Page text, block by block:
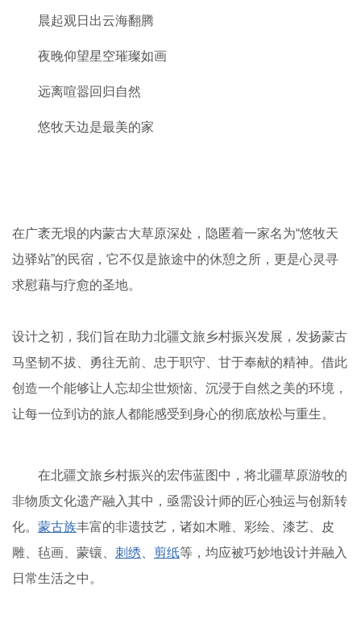
晨起观日出云海翻腾
夜晚仰望星空璀璨如画
远离喧嚣回归自然
悠牧天边是最美的家
在广袤无垠的内蒙古大草原深处，隐匿着一家名为“悠牧天
边驿站”的民宿，它不仅是旅途中的休憩之所，更是心灵寻
求慰藉与疗愈的圣地。
设计之初，我们旨在助力北疆文旅乡村振兴发展，发扬蒙古
马坚韧不拔、勇往无前、忠于职守、甘于奉献的精神。借此
创造一个能够让人忘却尘世烦恼、沉浸于自然之美的环境，
让每一位到访的旅人都能感受到身心的彻底放松与重生。
在北疆文旅乡村振兴的宏伟蓝图中，将北疆草原游牧的
非物质文化遗产融入其中，亟需设计师的匠心独运与创新转
化。 蒙古族丰富的非遗技艺，诸如木雕、彩绘、漆艺、皮
雕、毡画、蒙镶、 刺绣 剪纸等，均应被巧妙地设计并融入
日常生活之中。